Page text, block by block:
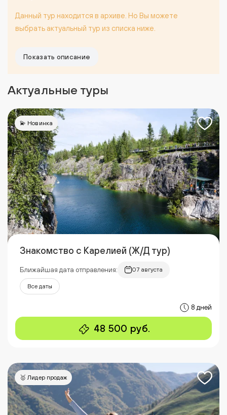
Данный тур находится в архиве. Но Вы можете
выбрать актуальный тур из списка ниже.
Показать описание
Актуальные туры
💫 Новинка
Знакомство с Карелией (Ж/Д тур)
Ближайшая дата отправления: 07 августа
Все даты
8 дней
48 500 руб.
🥇 Лидер продаж